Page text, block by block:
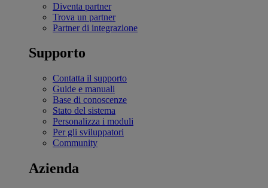
Diventa partner
Trova un partner
Partner di integrazione
Supporto
Contatta il supporto
Guide e manuali
Base di conoscenze
Stato del sistema
Personalizza i moduli
Per gli sviluppatori
Community
Azienda